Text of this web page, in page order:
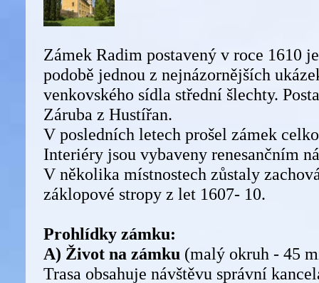
Zámek Radim postavený v roce 1610
podobě jednou z nejnázornějších
venkovského sídla střední šlechty.
Záruba z Hustířan.
V posledních letech prošel zámek
Interiéry jsou vybaveny renesančním
V několika místnostech zůstaly
záklopové stropy z let 1607- 10.
Prohlídky zámku:
A) Život na zámku (malý okruh - 45
Trasa obsahuje návštěvu správní